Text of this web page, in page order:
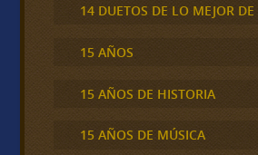
14 DUETOS DE LO MEJOR
15 AÑOS
15 AÑOS DE HISTORIA
15 AÑOS DE MÚSICA